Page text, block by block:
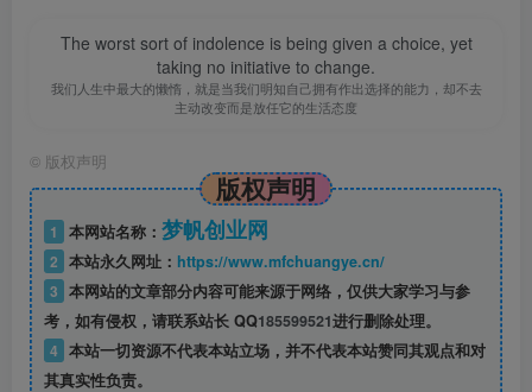
The worst sort of indolence is being given a choice, yet
taking no initiative to change.
我们人生中最大的懒惰，就是当我们明知自己拥有作出选择的能力，却不去
主动改变而是放任它的生活态度
© 版权声明
版权声明
1 本网站名称： 梦帆创业网
2 本站永久网址： https://www.mfchuangye.cn/
3 本网站的文章部分内容可能来源于网络，仅供大家学习与参
考，如有侵权，请联系站长 QQ185599521进行删除处理。
4 本站一切资源不代表本站立场，并不代表本站赞同其观点和对
其真实性负责。